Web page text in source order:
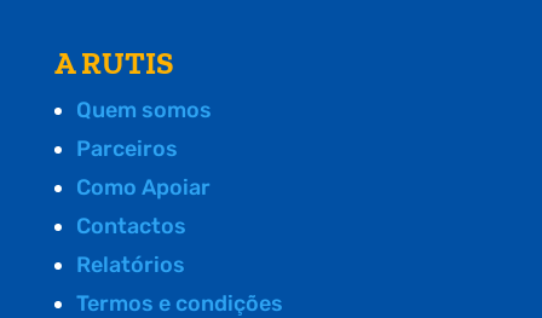
A RUTIS
Quem somos
Parceiros
Como Apoiar
Contactos
Relatórios
Termos e condições